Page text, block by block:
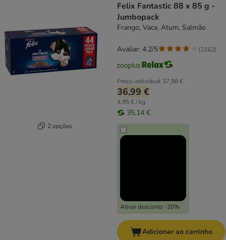
2 opções
Felix Fantastic 88 x 85 g -
Jumbopack
Frango, Vaca, Atum, Salmão
Preço individual 37,98 €
36,99 €
4,95 € / kg
35,14 €
Ativar desconto -20%
Avaliar: 4.2/5 (2162)
Adicionar ao carrinho